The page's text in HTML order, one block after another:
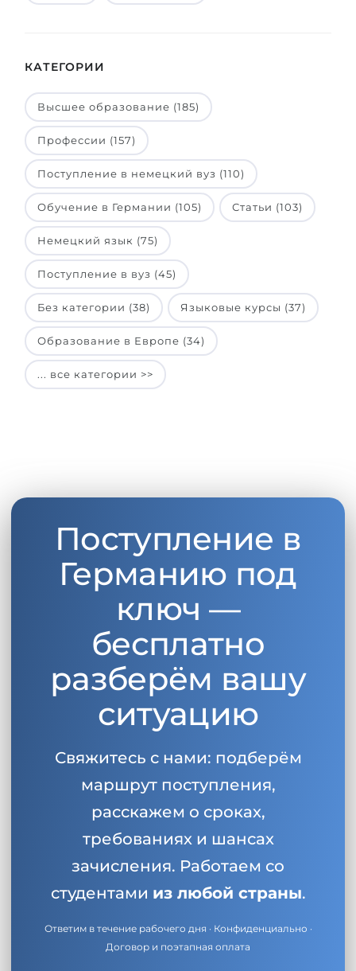
КАТЕГОРИИ
Высшее образование (185)
Профессии (157)
Поступление в немецкий вуз (110)
Обучение в Германии (105) Статьи (103)
Немецкий язык (75)
Поступление в вуз (45)
Без категории (38) Языковые курсы (37)
Образование в Европе (34)
... все категории >>
Поступление в
Германию под
ключ —
бесплатно
разберём вашу
ситуацию
Свяжитесь с нами: подберём
маршрут поступления,
расскажем о сроках,
требованиях и шансах
зачисления. Работаем со
студентами из любой страны.
Ответим в течение рабочего дня · Конфиденциально ·
Договор и поэтапная оплата